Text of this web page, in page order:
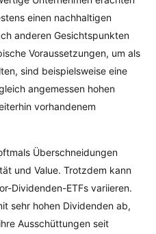
einen nachhaltigen
anderen Gesichtspunkten
Voraussetzungen, um als
sind beispielsweise eine
angemessen hohen
vorhandenem
Überschneidungen
und Value. Trotzdem kann
Dividenden-ETFs variieren.
sehr hohen Dividenden ab,
Ausschüttungen seit